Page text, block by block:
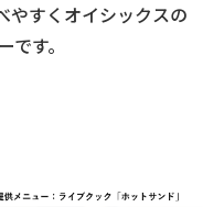
やすくオイシックスの
す。